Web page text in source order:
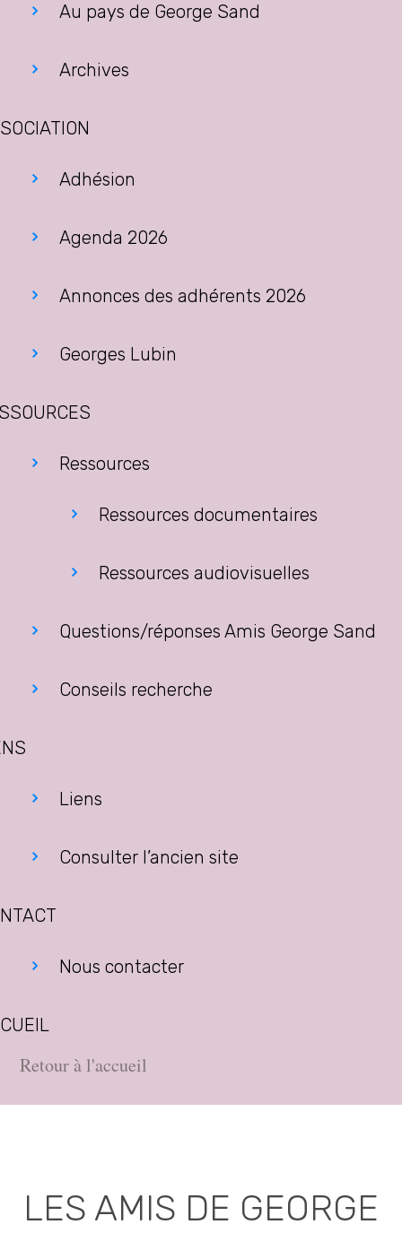
Au pays de George Sand
Archives
Adhésion
Agenda 2026
Annonces des adhérents 2026
Georges Lubin
Ressources
Ressources documentaires
Ressources audiovisuelles
Questions/réponses Amis George Sand
Conseils recherche
Liens
Consulter l’ancien site
Nous contacter
Retour à l'accueil
LES AMIS DE GEORGE